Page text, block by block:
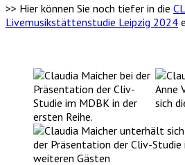
>> Hier können Sie noch tiefer in die
Livemusikstättenstudie Leipzig 2024